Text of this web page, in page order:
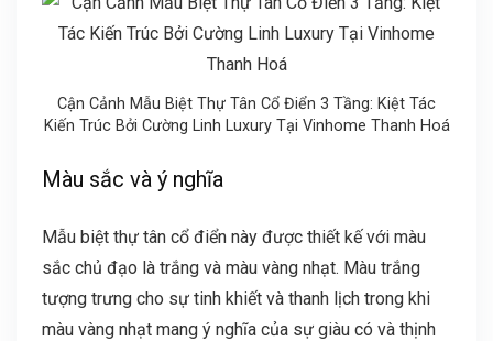
Cận Cảnh Mẫu Biệt Thự Tân Cổ Điển 3 Tầng: Kiệt Tác
Kiến Trúc Bởi Cường Linh Luxury Tại Vinhome Thanh Hoá
Màu sắc và ý nghĩa
Mẫu biệt thự tân cổ điển này được thiết kế với màu
sắc chủ đạo là trắng và màu vàng nhạt. Màu trắng
tượng trưng cho sự tinh khiết và thanh lịch trong khi
màu vàng nhạt mang ý nghĩa của sự giàu có và thịnh